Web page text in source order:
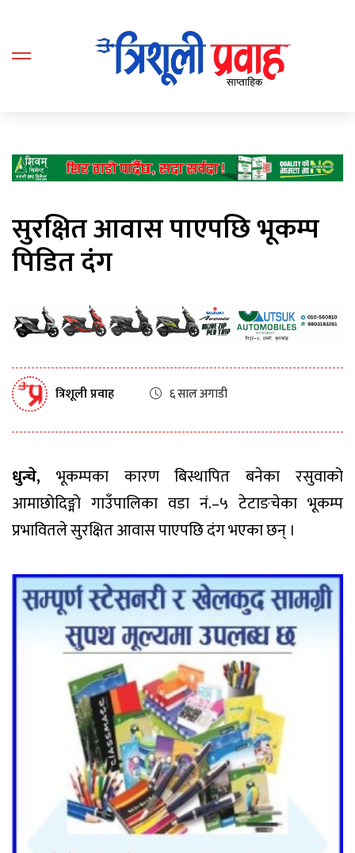
सुरक्षित आवास पाएपछि भूकम्प
पिडित दंग
त्रिशूली प्रवाह ६ साल अगाडी
धुन्चे, भूकम्पका कारण बिस्थापित बनेका रसुवाको
आमाछोदिङ्मो गाउँपालिका वडा नं.–५ टेटाङचेका भूकम्प
प्रभावितले सुरक्षित आवास पाएपछि दंग भएका छन् ।